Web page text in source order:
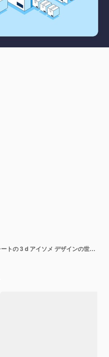
ランディング ページ テンプレートの 3 d アイソメ デザインの世界的な配信コンセプト小包航空便とバン出荷を管理するグローバルな物流会社サービスで働く人々 web 用ベクトル図